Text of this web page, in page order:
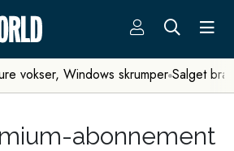
vokser, Windows skrumper Salget
abonnement